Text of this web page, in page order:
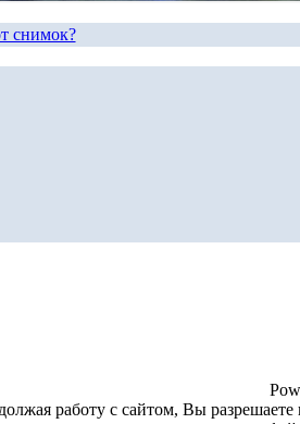
снимок?
работу с сайтом, Вы